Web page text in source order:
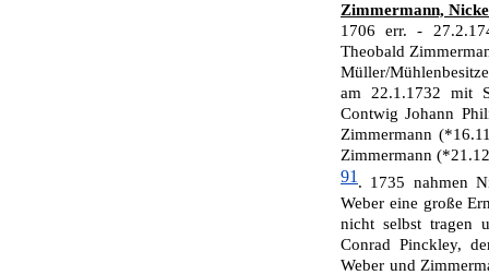
Zimmermann,
1706 err. -
Theobald
Müller/
am 22.1.1732 mit
Contwig Johann
Zimmermann
Zimmermann
91 . 1735 nahmen
Weber eine große
nicht selbst tragen
Conrad Pinckley,
Weber und